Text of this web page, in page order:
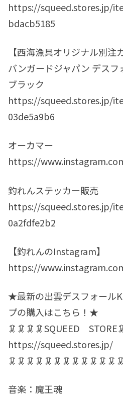
https://squeed.stores.jp/
bdacb5185
【西海漁具オリジナル別注
バンガードジャパン デスフ
ブラック
https://squeed.stores.jp/
03de5a9b6
オーカマー
https://
釣れんステッカー販売
https://squeed.stores.jp/
0a2fdfe2b2
【釣れんのInstagram】
https://
★最新の出雲デスフォール
プの購入はこちら！★
🦑🦑🦑🦑SQUEED
https://squeed.stores.jp/
🦑🦑🦑🦑🦑🦑🦑🦑🦑🦑🦑🦑🦑
音楽：魔王魂